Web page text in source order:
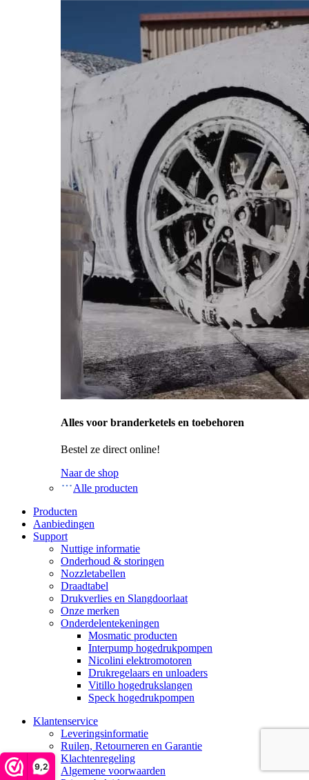
9,2
Alles voor branderketels en toebehoren
Bestel ze direct online!
Naar de shop
Alle producten
Producten
Aanbiedingen
Support
Nuttige informatie
Onderhoud & storingen
Nozzletabellen
Draadtabel
Drukverlies en Slangdoorlaat
Onze merken
Onderdelentekeningen
Mosmatic producten
Interpump hogedrukpompen
Nicolini elektromotoren
Drukregelaars en unloaders
Vitillo hogedrukslangen
Speck hogedrukpompen
Klantenservice
Leveringsinformatie
Ruilen, Retourneren en Garantie
Klachtenregeling
Algemene voorwaarden